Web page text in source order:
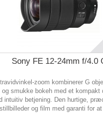
Sony FE 12-24mm f/4.0
zoom kombinerer G
og smukke bokeh med et kompakt
intuitiv betjening. Den hurtige,
og film med garanti for